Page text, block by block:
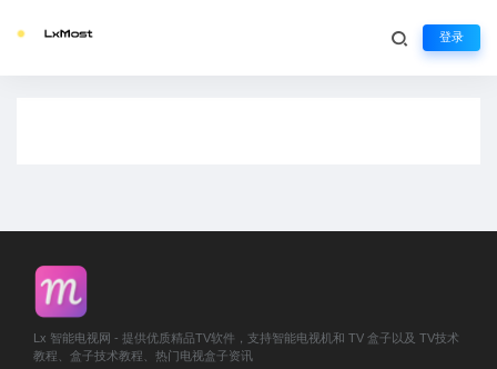
登录
Lx 智能电视网 - 提供优质精品TV软件，支持智能电视机和 TV 盒子以及 TV技术
教程、盒子技术教程、热门电视盒子资讯